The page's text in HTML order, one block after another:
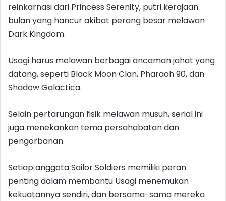
reinkarnasi dari Princess Serenity, putri kerajaan
bulan yang hancur akibat perang besar melawan
Dark Kingdom.
Usagi harus melawan berbagai ancaman jahat yang
datang, seperti Black Moon Clan, Pharaoh 90, dan
Shadow Galactica.
Selain pertarungan fisik melawan musuh, serial ini
juga menekankan tema persahabatan dan
pengorbanan.
Setiap anggota Sailor Soldiers memiliki peran
penting dalam membantu Usagi menemukan
kekuatannya sendiri, dan bersama-sama mereka